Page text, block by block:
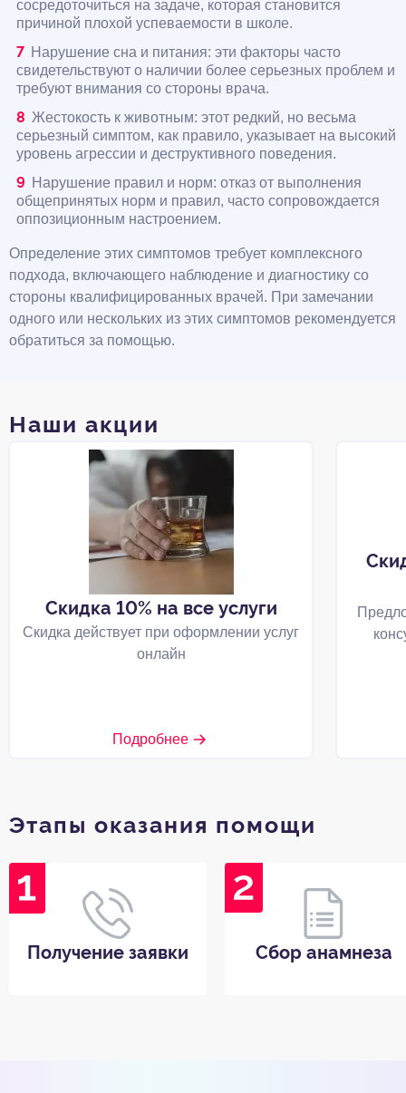
сосредоточиться на задаче, которая становится
причиной плохой успеваемости в школе.
Нарушение сна и питания: эти факторы часто
свидетельствуют о наличии более серьезных проблем и
требуют внимания со стороны врача.
Жестокость к животным: этот редкий, но весьма
серьезный симптом, как правило, указывает на высокий
уровень агрессии и деструктивного поведения.
Нарушение правил и норм: отказ от выполнения
общепринятых норм и правил, часто сопровождается
оппозиционным настроением.
Определение этих симптомов требует комплексного
подхода, включающего наблюдение и диагностику со
стороны квалифицированных врачей. При замечании
одного или нескольких из этих симптомов рекомендуется
обратиться за помощью.
Наши акции
Скидка 10% на все услуги
Скидка действует при оформлении услуг
онлайн
Подробнее
Этапы оказания помощи
Получение заявки Сбор анамнеза